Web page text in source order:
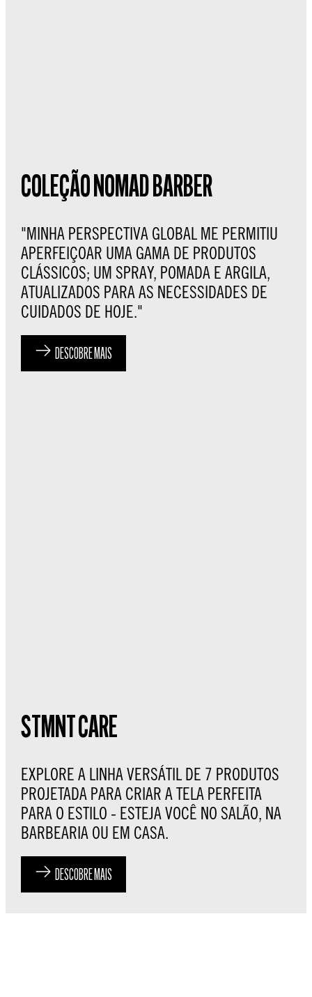
COLEÇÃO NOMAD BARBER
"MINHA PERSPECTIVA GLOBAL ME PERMITIU
APERFEIÇOAR UMA GAMA DE PRODUTOS
CLÁSSICOS; UM SPRAY, POMADA E ARGILA,
ATUALIZADOS PARA AS NECESSIDADES DE
CUIDADOS DE HOJE."
DESCOBRE MAIS
STMNT CARE
EXPLORE A LINHA VERSÁTIL DE 7 PRODUTOS
PROJETADA PARA CRIAR A TELA PERFEITA
PARA O ESTILO - ESTEJA VOCÊ NO SALÃO, NA
BARBEARIA OU EM CASA.
DESCOBRE MAIS